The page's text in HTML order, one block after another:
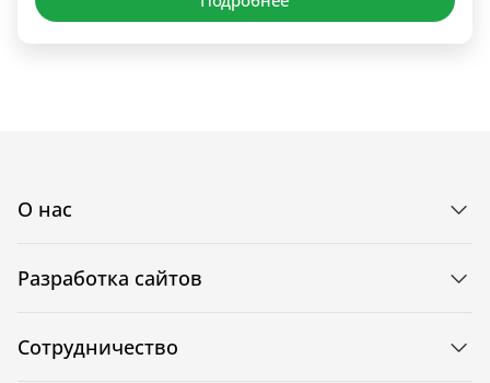
О нас
Разработка сайтов
Сотрудничество